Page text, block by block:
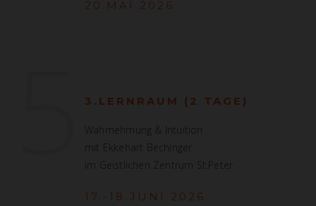
20.MAI 2026
3.LERNRAUM (2 TAGE)
Wahrnehmung & Intuition
mit Ekkehart Bechinger
im Geistlichen Zentrum St.Peter
17.-18.JUNI 2026